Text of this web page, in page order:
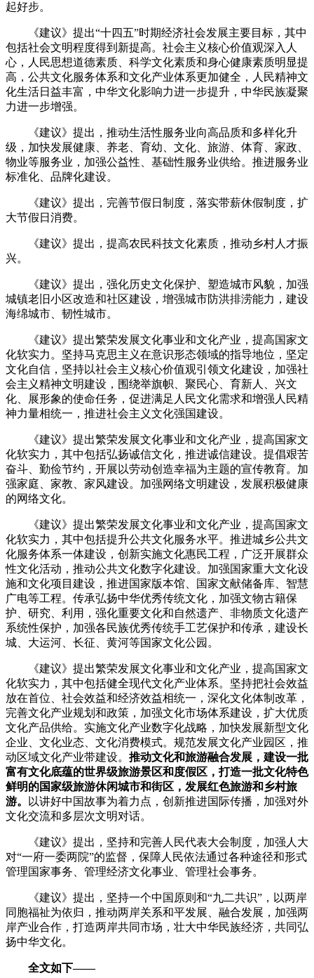
起好步。
《建议》提出“十四五”时期经济社会发展主要目标，其中
包括社会文明程度得到新提高。社会主义核心价值观深入人
心，人民思想道德素质、科学文化素质和身心健康素质明显提
高，公共文化服务体系和文化产业体系更加健全，人民精神文
化生活日益丰富，中华文化影响力进一步提升，中华民族凝聚
力进一步增强。
《建议》提出，推动生活性服务业向高品质和多样化升
级，加快发展健康、养老、育幼、文化、旅游、体育、家政、
物业等服务业，加强公益性、基础性服务业供给。推进服务业
标准化、品牌化建设。
《建议》提出，完善节假日制度，落实带薪休假制度，扩
大节假日消费。
《建议》提出，提高农民科技文化素质，推动乡村人才振
兴。
《建议》提出，强化历史文化保护、塑造城市风貌，加强
城镇老旧小区改造和社区建设，增强城市防洪排涝能力，建设
海绵城市、韧性城市。
《建议》提出繁荣发展文化事业和文化产业，提高国家文
化软实力。坚持马克思主义在意识形态领域的指导地位，坚定
文化自信，坚持以社会主义核心价值观引领文化建设，加强社
会主义精神文明建设，围绕举旗帜、聚民心、育新人、兴文
化、展形象的使命任务，促进满足人民文化需求和增强人民精
神力量相统一，推进社会主义文化强国建设。
《建议》提出繁荣发展文化事业和文化产业，提高国家文
化软实力，其中包括弘扬诚信文化，推进诚信建设。提倡艰苦
奋斗、勤俭节约，开展以劳动创造幸福为主题的宣传教育。加
强家庭、家教、家风建设。加强网络文明建设，发展积极健康
的网络文化。
《建议》提出繁荣发展文化事业和文化产业，提高国家文
化软实力，其中包括提升公共文化服务水平。推进城乡公共文
化服务体系一体建设，创新实施文化惠民工程，广泛开展群众
性文化活动，推动公共文化数字化建设。加强国家重大文化设
施和文化项目建设，推进国家版本馆、国家文献储备库、智慧
广电等工程。传承弘扬中华优秀传统文化，加强文物古籍保
护、研究、利用，强化重要文化和自然遗产、非物质文化遗产
系统性保护，加强各民族优秀传统手工艺保护和传承，建设长
城、大运河、长征、黄河等国家文化公园。
《建议》提出繁荣发展文化事业和文化产业，提高国家文
化软实力，其中包括健全现代文化产业体系。坚持把社会效益
放在首位、社会效益和经济效益相统一，深化文化体制改革，
完善文化产业规划和政策，加强文化市场体系建设，扩大优质
文化产品供给。实施文化产业数字化战略，加快发展新型文化
企业、文化业态、文化消费模式。规范发展文化产业园区，推
动区域文化产业带建设。 推动文化和旅游融合发展，建设一批
富有文化底蕴的世界级旅游景区和度假区，打造一批文化特色
鲜明的国家级旅游休闲城市和街区，发展红色旅游和乡村旅
游。
以讲好中国故事为着力点，创新推进国际传播，加强对外
文化交流和多层次文明对话。
《建议》提出，坚持和完善人民代表大会制度，加强人大
对“一府一委两院”的监督，保障人民依法通过各种途径和形式
管理国家事务、管理经济文化事业、管理社会事务。
《建议》提出，坚持一个中国原则和“九二共识”，以两岸
同胞福祉为依归，推动两岸关系和平发展、融合发展，加强两
岸产业合作，打造两岸共同市场，壮大中华民族经济，共同弘
扬中华文化。
全文如下——